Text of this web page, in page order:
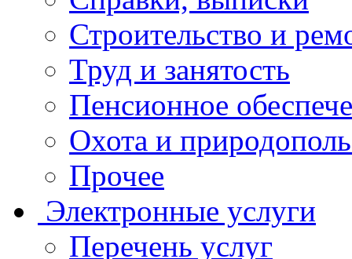
Строительство и
Труд и занятость
Пенсионное
Охота и
Прочее
Электронные услуги
Перечень услуг